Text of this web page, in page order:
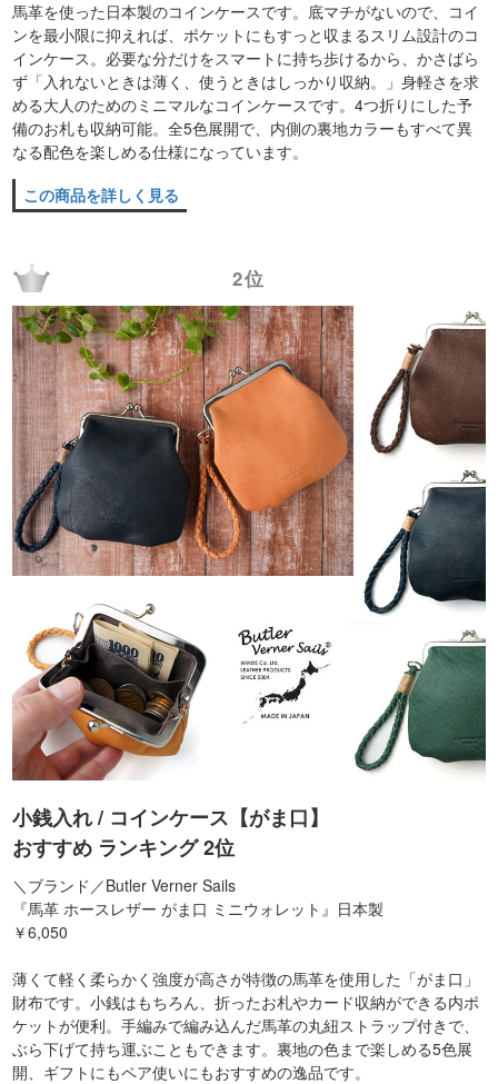
馬革を使った日本製のコインケースです。底マチがないので、コイ
ンを最小限に抑えれば、ポケットにもすっと収まるスリム設計のコ
インケース。必要な分だけをスマートに持ち歩けるから、かさばら
ず「入れないときは薄く、使うときはしっかり収納。」身軽さを求
める大人のためのミニマルなコインケースです。4つ折りにした予
備のお札も収納可能。全5色展開で、内側の裏地カラーもすべて異
なる配色を楽しめる仕様になっています。
この商品を詳しく見る
2位
小銭入れ / コインケース【がま口】
おすすめ ランキング 2位
＼ブランド／Butler Verner Sails
『馬革 ホースレザー がま口 ミニウォレット』日本製
￥6,050
薄くて軽く柔らかく強度が高さが特徴の馬革を使用した「がま口」
財布です。小銭はもちろん、折ったお札やカード収納ができる内ポ
ケットが便利。手編みで編み込んだ馬革の丸紐ストラップ付きで、
ぶら下げて持ち運ぶこともできます。裏地の色まで楽しめる5色展
開、ギフトにもペア使いにもおすすめの逸品です。